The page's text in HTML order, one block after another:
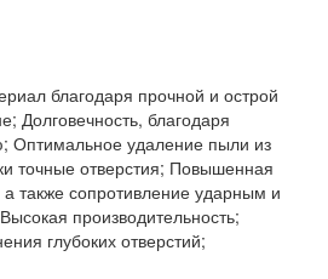
благодаря прочной и острой
Долговечность, благодаря
Оптимальное удаление пыли из
точные отверстия; Повышенная
а также сопротивление ударным и
производительность;
глубоких отверстий;